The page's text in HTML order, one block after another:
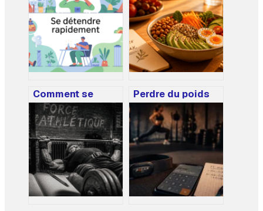
Comment se
détendre
rapidement sans
tout changer à
votre quotidien
Perdre du poids
durablement : 20
habitudes pour
stabiliser sa
glycémie sans
régime restrictif